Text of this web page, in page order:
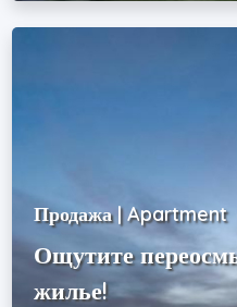
Продажа | Apartment
Ощутите
жилье!